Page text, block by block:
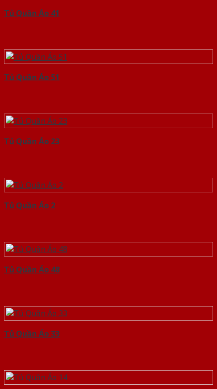
Tủ Quần Áo 41
Tủ Quần Áo 51
Tủ Quần Áo 23
Tủ Quần Áo 2
Tủ Quần Áo 48
Tủ Quần Áo 33